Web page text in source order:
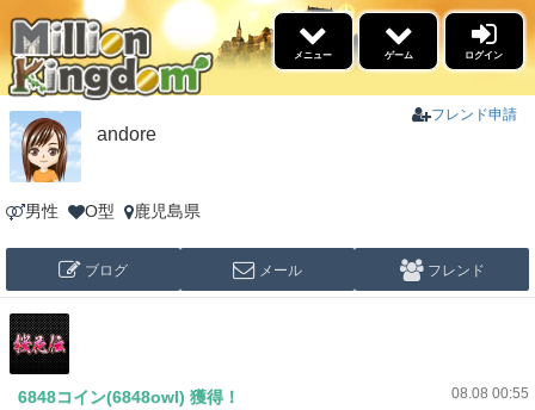
メニュー
ゲーム
景品交換
福引
名声ランキング
勝利ﾌﾞﾛｸﾞﾗﾝｷﾝｸﾞ
イベント情報
ゲーム ×
5リール
ログイン
フレンド申請
andore
男性 O型 鹿児島県
ブログ メール フレンド
08.08 00:55
6848コイン(6848owl) 獲得！